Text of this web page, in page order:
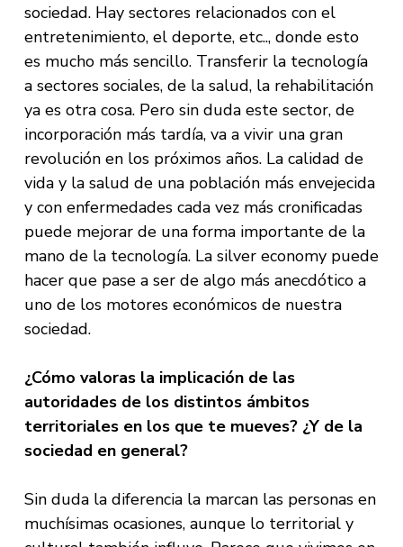
sociedad. Hay sectores relacionados con el
entretenimiento, el deporte, etc.., donde esto
es mucho más sencillo. Transferir la tecnología
a sectores sociales, de la salud, la rehabilitación
ya es otra cosa. Pero sin duda este sector, de
incorporación más tardía, va a vivir una gran
revolución en los próximos años. La calidad de
vida y la salud de una población más envejecida
y con enfermedades cada vez más cronificadas
puede mejorar de una forma importante de la
mano de la tecnología. La silver economy puede
hacer que pase a ser de algo más anecdótico a
uno de los motores económicos de nuestra
sociedad.
¿Cómo valoras la implicación de las
autoridades de los distintos ámbitos
territoriales en los que te mueves? ¿Y de la
sociedad en general?
Sin duda la diferencia la marcan las personas en
muchísimas ocasiones, aunque lo territorial y